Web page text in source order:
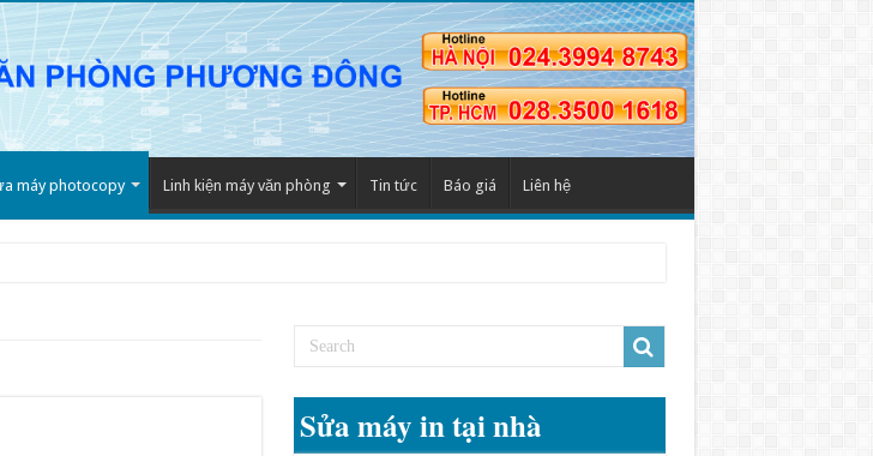
máy photocopy Linh kiện máy văn phòng Tin tức Báo giá Liên hệ
Sửa máy in tại nhà